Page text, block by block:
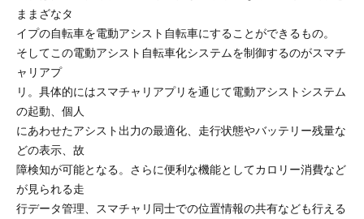
ままざなタ
イプの自転車を電動アシスト自転車にすることができるもの。
そしてこの電動アシスト自転車化システムを制御するのがスマチ
ャリアプ
リ。具体的にはスマチャリアプリを通じて電動アシストシステム
の起動、個人
にあわせたアシスト出力の最適化、走行状態やバッテリー残量な
どの表示、故
障検知が可能となる。さらに便利な機能としてカロリー消費など
が見られる走
行データ管理、スマチャリ同士での位置情報の共有なども行える